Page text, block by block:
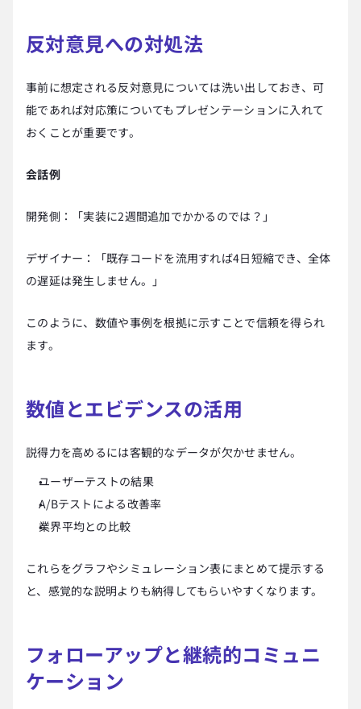
反対意見への対処法
事前に想定される反対意見については洗い出しておき、可
能であれば対応策についてもプレゼンテーションに入れて
おくことが重要です。
会話例
開発側：「実装に2週間追加でかかるのでは？」
デザイナー：「既存コードを流用すれば4日短縮でき、全体
の遅延は発生しません。」
このように、数値や事例を根拠に示すことで信頼を得られ
ます。
数値とエビデンスの活用
説得力を高めるには客観的なデータが欠かせません。
ユーザーテストの結果
A/Bテストによる改善率
業界平均との比較
これらをグラフやシミュレーション表にまとめて提示する
と、感覚的な説明よりも納得してもらいやすくなります。
フォローアップと継続的コミュニ
ケーション